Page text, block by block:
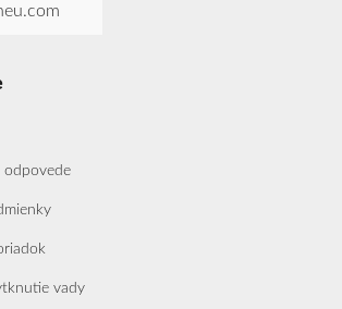
odpovede
vady